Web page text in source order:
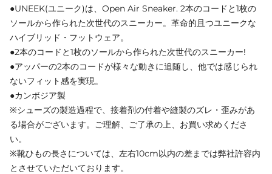
●UNEEK(ユニーク)は、Open Air Sneaker. 2本のコードと1枚の
ソールから作られた次世代のスニーカー。革命的且つユニークな
ハイブリッド・フットウェア。
●2本のコードと1枚のソールから作られた次世代のスニーカー!
●アッパーの2本のコードが様々な動きに追随し、他では感じられ
ないフィット感を実現。
●カンボジア製
※シューズの製造過程で、接着剤の付着や縫製のズレ・歪みがあ
る場合がございます。ご理解、ご了承の上、お買い求めくださ
い。
※靴ひもの長さについては、左右10cm以内の差までは弊社許容内
とさせていただいております。